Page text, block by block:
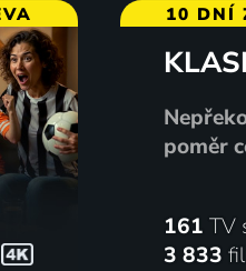
10 DNÍ
poměr
161 TV
3 833